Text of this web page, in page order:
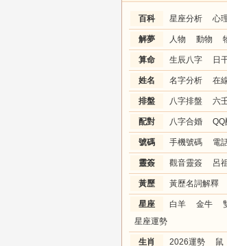
百科 星座分析 心
解夢 人物 動物
算命 生辰八字 日
姓名 名字分析 在
排盤 八字排盤 六
配對 八字合婚 QQ
號碼 手機號碼 電
靈簽 觀音靈簽 呂
黃歷 黃歷名詞解釋
星座 白羊 金牛
星座運勢
生肖 2026運勢 鼠